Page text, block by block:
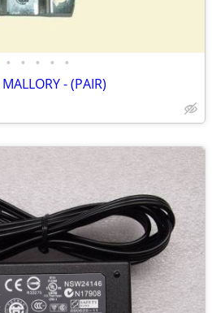
• • • • •
- (PAIR)